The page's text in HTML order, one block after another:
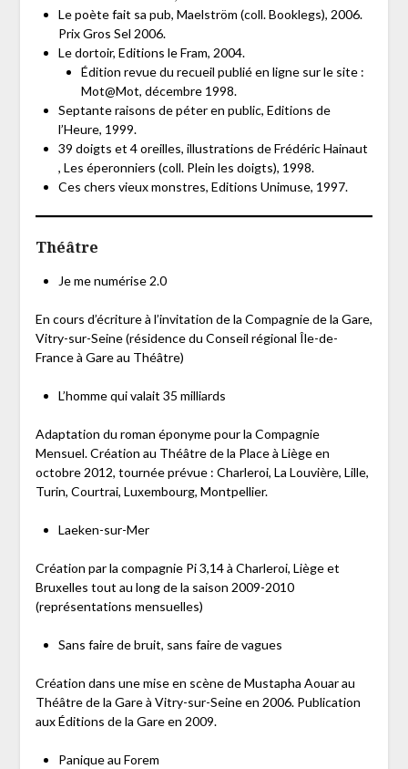
Le poète fait sa pub, Maelström (coll. Booklegs), 2006.
Prix Gros Sel 2006.
Le dortoir, Editions le Fram, 2004.
Édition revue du recueil publié en ligne sur le site :
Mot@Mot, décembre 1998.
Septante raisons de péter en public, Editions de
l’Heure, 1999.
39 doigts et 4 oreilles, illustrations de Frédéric Hainaut
, Les éperonniers (coll. Plein les doigts), 1998.
Ces chers vieux monstres, Editions Unimuse, 1997.
Théâtre
Je me numérise 2.0
En cours d’écriture à l’invitation de la Compagnie de la Gare,
Vitry-sur-Seine (résidence du Conseil régional Île-de-
France à Gare au Théâtre)
L’homme qui valait 35 milliards
Adaptation du roman éponyme pour la Compagnie
Mensuel. Création au Théâtre de la Place à Liège en
octobre 2012, tournée prévue : Charleroi, La Louvière, Lille,
Turin, Courtrai, Luxembourg, Montpellier.
Laeken-sur-Mer
Création par la compagnie Pi 3,14 à Charleroi, Liège et
Bruxelles tout au long de la saison 2009-2010
(représentations mensuelles)
Sans faire de bruit, sans faire de vagues
Création dans une mise en scène de Mustapha Aouar au
Théâtre de la Gare à Vitry-sur-Seine en 2006. Publication
aux Éditions de la Gare en 2009.
Panique au Forem